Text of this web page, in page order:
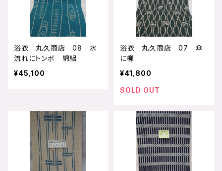
浴衣 丸久商店 08 水
流れにトンボ 綿絽
¥45,100
浴衣 丸久商店 07 傘
に柳
¥41,800
SOLD OUT